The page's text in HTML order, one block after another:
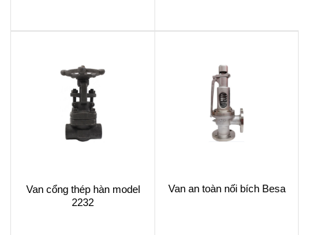
Van cổng thép hàn model
2232
Van an toàn nối bích Besa